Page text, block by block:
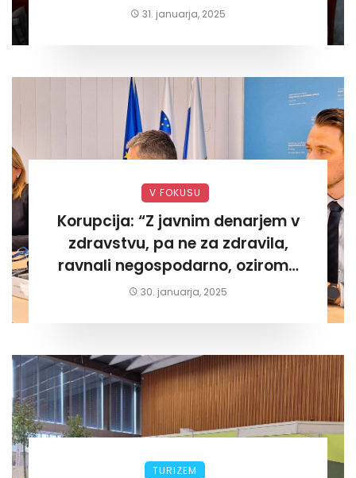
današnjega«
31. januarja, 2025
V FOKUSU
Korupcija: “Z javnim denarjem v
zdravstvu, pa ne za zdravila,
ravnali negospodarno, oziroma
za lastni žep. Tokrat na Žalskem«
30. januarja, 2025
TURIZEM